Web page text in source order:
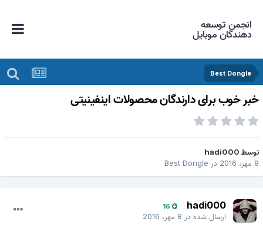
انجمن توسعه
دهندگان موبایل
Best Dongle
خوب برای دارندگان محصولات اینفینیتی
hadi000
درBest Dongle
hadi000
16
ارسال شده در8 مهر، 2016